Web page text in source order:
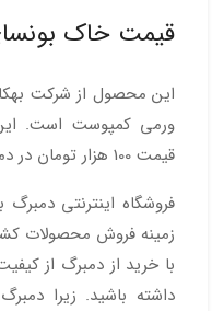
قیمت خاک
قیمت 100 هزار تومان در دمبرگ به فروش می‌رسد.
زمینه فروش محصولات
با خرید از دمبرگ از
داشته باشید. زیرا